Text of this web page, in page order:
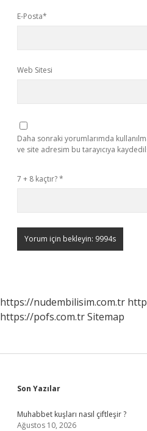
E-Posta*
Web Sitesi
Daha sonraki yorumlarımda
ve site adresim bu tarayıcıya
7 + 8 kaçtır?*
https://nudembilisim.com.tr
https://pofs.com.trSitemap
Sidebar
Son Yazılar
Muhabbet kuşları nasıl çiftleşir ?
Ağustos 10, 2026